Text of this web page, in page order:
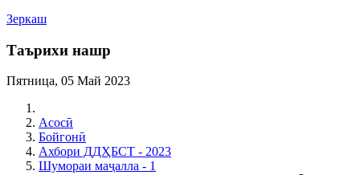
Зеркаш
Таърихи нашр
Пятница, 05 Май 2023
Асосӣ
Бойгонӣ
Ахбори ДДҲБСТ - 2023
Шумораи маҷалла - 1